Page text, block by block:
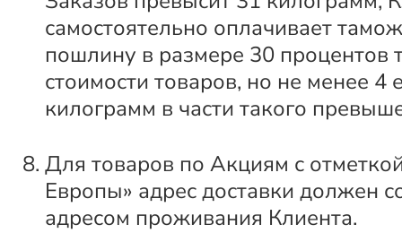
самостоятельно оплачивает
пошлину в размере 30 процентов
стоимости товаров, но не менее 4
килограмм в части такого
Для товаров по Акциям с
Европы» адрес доставки должен
адресом проживания Клиента.